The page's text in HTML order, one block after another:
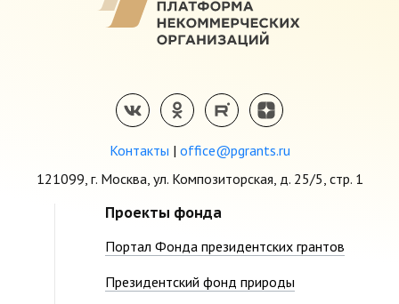
Контакты | office@pgrants.ru
121099, г. Москва, ул. Композиторская, д. 25/5, стр. 1
Проекты фонда
Портал Фонда президентских грантов
Президентский фонд природы